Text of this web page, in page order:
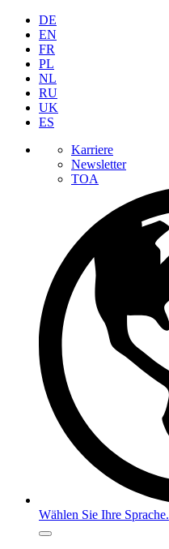
DE
EN
FR
PL
NL
RU
UK
ES
Karriere
Newsletter
TOA
Wählen Sie Ihre Sprache.